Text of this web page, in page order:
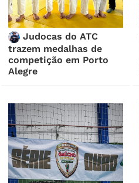
Judocas do ATC
trazem medalhas de
competição em Porto
Alegre